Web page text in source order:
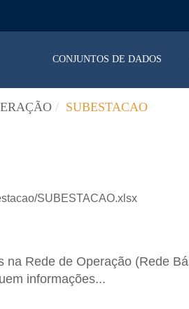
CONJUNTOS DE DADOS
SUBESTACAO
SUBESTACAO.xlsx
Rede de Operação (Rede
informações...